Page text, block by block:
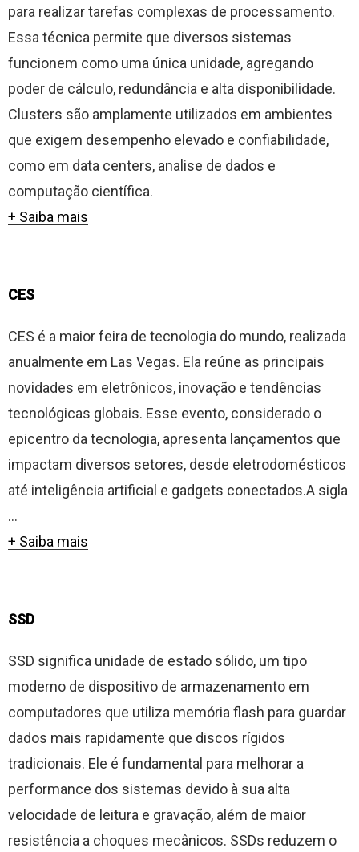
para realizar tarefas complexas de processamento.
Essa técnica permite que diversos sistemas
funcionem como uma única unidade, agregando
poder de cálculo, redundância e alta disponibilidade.
Clusters são amplamente utilizados em ambientes
que exigem desempenho elevado e confiabilidade,
como em data centers, analise de dados e
computação científica.
+ Saiba mais
CES
CES é a maior feira de tecnologia do mundo, realizada
anualmente em Las Vegas. Ela reúne as principais
novidades em eletrônicos, inovação e tendências
tecnológicas globais. Esse evento, considerado o
epicentro da tecnologia, apresenta lançamentos que
impactam diversos setores, desde eletrodomésticos
até inteligência artificial e gadgets conectados.A sigla
...
+ Saiba mais
SSD
SSD significa unidade de estado sólido, um tipo
moderno de dispositivo de armazenamento em
computadores que utiliza memória flash para guardar
dados mais rapidamente que discos rígidos
tradicionais. Ele é fundamental para melhorar a
performance dos sistemas devido à sua alta
velocidade de leitura e gravação, além de maior
resistência a choques mecânicos. SSDs reduzem o